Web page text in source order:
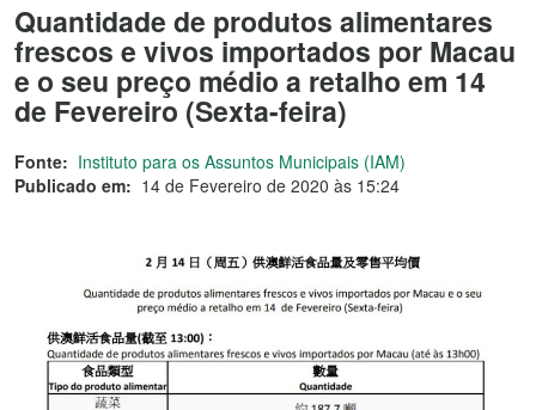
Quantidade de produtos alimentares
frescos e vivos importados por Macau
e o seu preço médio a retalho em 14
de Fevereiro (Sexta-feira)
Fonte: Instituto para os Assuntos Municipais (IAM)
Publicado em: 14 de Fevereiro de 2020 às 15:24